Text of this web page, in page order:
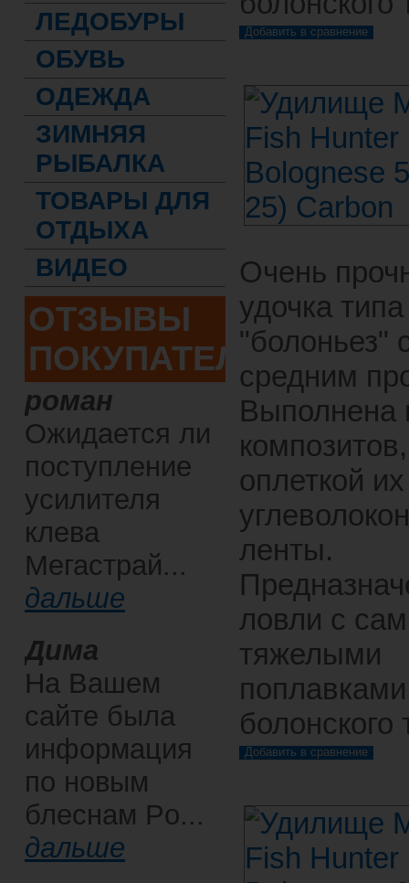
ЛЕДОБУРЫ
ОБУВЬ
ОДЕЖДА
ЗИМНЯЯ
РЫБАЛКА
ТОВАРЫ ДЛЯ
ОТДЫХА
ВИДЕО
ОТЗЫВЫ
ПОКУПАТЕЛЕЙ
роман
Ожидается ли
поступление
усилителя
клева
Мегастрай...
дальше
Дима
На Вашем
сайте была
информация
по новым
блеснам Po...
дальше
Очень
удочка типа
"болоньез"
средним
Выполнена
оплеткой их
ленты.
ловли с
тяжелыми
поплавками
болонского